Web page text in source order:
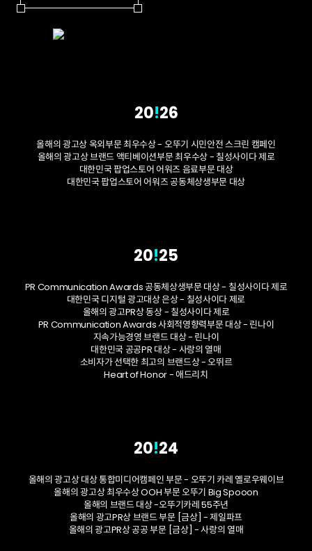
20!26
올해의 광고상 옥외부문 최우수상 - 오뚜기 시민안전 스크린 캠페인
올해의 광고상 브랜드 액티베이션부문 최우수상 - 칠성사이다 제로
대한민국 팝업스토어 어워즈 음료부문 대상
대한민국 팝업스토어 어워즈 공동체상생부문 대상
20!25
PR Communication Awards 공동체상생부문 대상 - 칠성사이다 제로
대한민국 디지털 광고대상 은상 - 칠성사이다 제로
올해의 광고PR상 동상 - 칠성사이다 제로
PR Communication Awards 사회적영향력부문 대상 - 린나이
지속가능경영 브랜드 대상 - 린나이
대한민국 공공PR 대상 - 사랑의 열매
소비자가 선택한 최고의 브랜드상 - 오뛰르
Heart of Honor - 애드리치
20!24
올해의 광고상 대상 통합미디어캠페인 부문 - 오뚜기 카레 옐로우웨이브
올해의 광고상 최우수상 OOH 부문 오뚜기 Big Spooon
올해의 브랜드 대상 -오뚜기카레 55주년
올해의 광고PR상 브랜드 부문 [금상] - 제일파프
올해의 광고PR상 공공 부문 [금상] - 사랑의 열매